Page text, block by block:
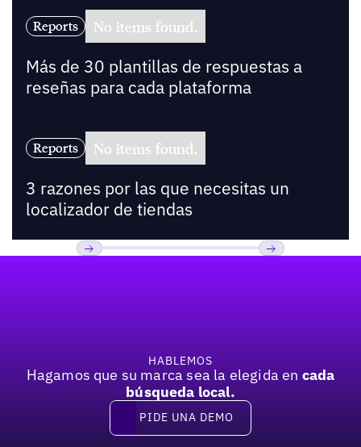
Reports No items found.
Más de 30 plantillas de respuestas a
reseñas para cada plataforma
Reports No items found.
3 razones por las que necesitas un
localizador de tiendas
HABLEMOS
Hagamos que su marca sea la elegida en cada
búsqueda local.
Pide una demo
PIDE UNA DEMO